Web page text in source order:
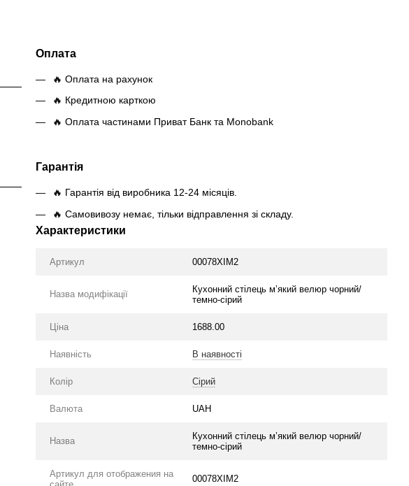
Оплата
🔥 Оплата на рахунок
🔥 Кредитною карткою
🔥 Оплата частинами Приват Банк та Monobank
Гарантія
🔥 Гарантія від виробника 12-24 місяців.
🔥 Самовивозу немає, тільки відправлення зі складу.
Характеристики
Артикул 00078XIM2
Назва модифікації
Кухонний стілець м’який велюр чорний/
темно-сірий
Ціна 1688.00
Наявність В наявності
Колір Сірий
Валюта UAH
Назва
Кухонний стілець м’який велюр чорний/
темно-сірий
Артикул для отображения на
00078XIM2